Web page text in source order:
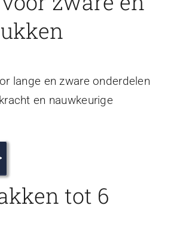
lange en zware onderdelen
en nauwkeurige
tot 6